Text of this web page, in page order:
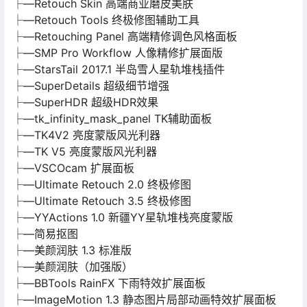
├—Retouch Skin 高端商业磨皮美肤
├—Retouch Tools 终极修图辅助工具
├—Retouching Panel 高端精修调色风格面板
├—SMP Pro Workflow 人像精修扩展面版
├—StarsTail 2017.1 半岛雪人星轨堆栈插件
├—SuperDetails 超级细节增强
├—SuperHDR 超级HDR效果
├—tk_infinity_mask_panel TK辅助面板
├—TK4V2 亮度蒙版风光利器
├—TK V5 亮度蒙版风光利器
├—VSCOcam 扩展面板
├—Ultimate Retouch 2.0 终极修图
├—Ultimate Retouch 3.5 终极修图
├—YYActions 1.0 新疆YY星轨堆栈亮度蒙版
├—简易抠图
├—美颜润肤 1.3 标准版
├—美颜润肤（加强版）
├—BBTools RainFX 下雨特效扩展面板
├—ImageMotion 1.3 静态图片局部动画特效扩展面板